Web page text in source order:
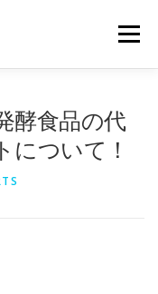
メニュー
酵食品の代
について！